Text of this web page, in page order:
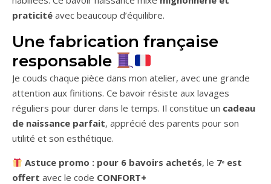
praticité avec beaucoup d’équilibre.
Une fabrication française
responsable
Je couds chaque pièce dans mon atelier, avec une grande
attention aux finitions. Ce bavoir résiste aux lavages
réguliers pour durer dans le temps. Il constitue un cadeau
de naissance parfait, apprécié des parents pour son
utilité et son esthétique.
Astuce promo : pour 6 bavoirs achetés, le 7ᵉ est
offert avec le code CONFORT+